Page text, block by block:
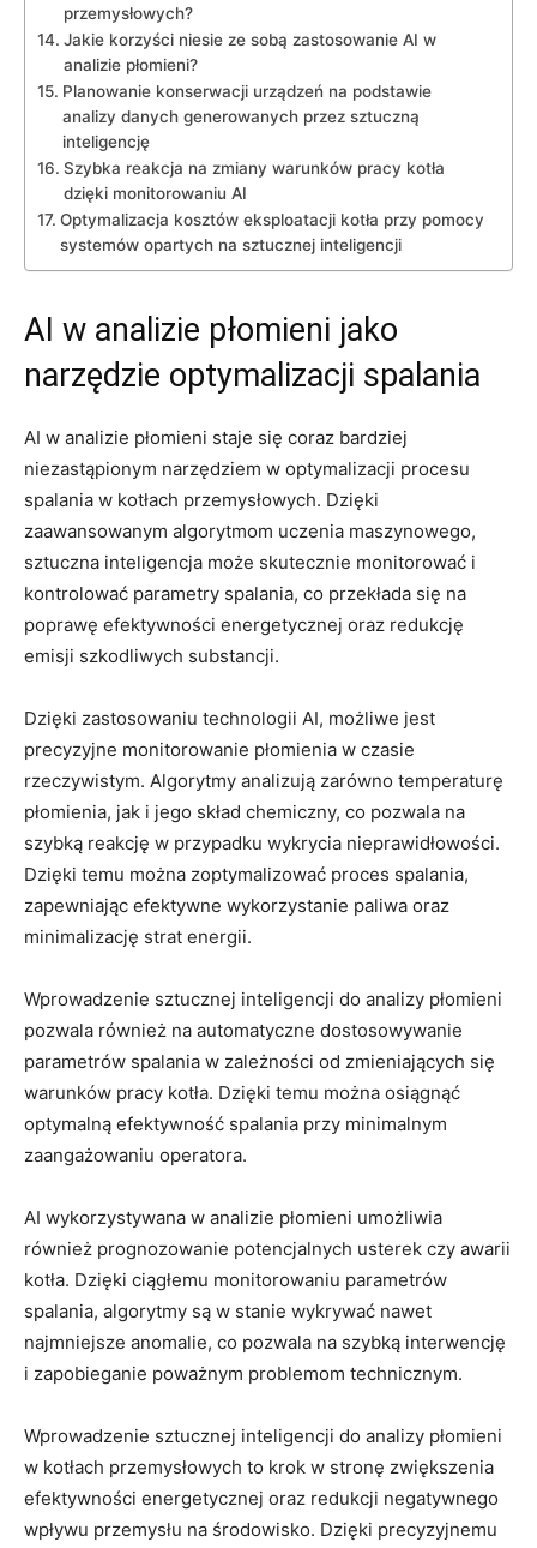
przemysłowych?
Jakie korzyści niesie ze sobą zastosowanie AI w
analizie ⁢płomieni?
Planowanie konserwacji urządzeń na podstawie
⁢analizy danych generowanych przez sztuczną
inteligencję
Szybka reakcja⁢ na‍ zmiany⁣ warunków pracy kotła
dzięki monitorowaniu AI
Optymalizacja kosztów eksploatacji kotła przy pomocy
‍systemów opartych ‌na sztucznej inteligencji
AI w analizie płomieni jako
narzędzie‌ optymalizacji ⁤spalania
AI ‌w⁤ analizie płomieni staje się coraz bardziej
niezastąpionym narzędziem w optymalizacji procesu
spalania w kotłach przemysłowych. Dzięki‌
zaawansowanym algorytmom uczenia maszynowego,
sztuczna inteligencja ⁢może skutecznie⁢ monitorować i
kontrolować parametry ⁤spalania, co przekłada ⁤się na
⁢poprawę efektywności energetycznej oraz redukcję
emisji szkodliwych ‌substancji.
Dzięki zastosowaniu⁤ technologii AI, możliwe jest
⁢precyzyjne monitorowanie​ płomienia w czasie
rzeczywistym. Algorytmy ‍analizują zarówno temperaturę
płomienia,⁢ jak i jego skład chemiczny,⁣ co pozwala na
⁣szybką reakcję w przypadku wykrycia ‌nieprawidłowości.
Dzięki temu można ‍zoptymalizować ‍proces spalania,
zapewniając efektywne wykorzystanie paliwa oraz
minimalizację strat energii.
Wprowadzenie sztucznej inteligencji do ⁤analizy płomieni
pozwala⁤ również na ⁤automatyczne dostosowywanie​
parametrów spalania w zależności ⁢od ​zmieniających się
warunków pracy kotła. Dzięki‍ temu można ⁢osiągnąć
optymalną ⁤efektywność spalania przy ‌minimalnym
zaangażowaniu operatora.
AI ⁢wykorzystywana ⁤w‍ analizie płomieni umożliwia
również prognozowanie potencjalnych⁤ usterek ⁢czy ‍awarii⁢
kotła. Dzięki ciągłemu monitorowaniu parametrów‌
spalania,‌ algorytmy są w ‌stanie wykrywać⁤ nawet
najmniejsze ‌anomalie, co pozwala na‌ szybką interwencję
i zapobieganie poważnym problemom ​technicznym.
Wprowadzenie sztucznej inteligencji do analizy ‌płomieni
w kotłach⁣ przemysłowych⁤ to krok w stronę ⁤zwiększenia
efektywności‌ energetycznej oraz redukcji negatywnego
wpływu⁤ przemysłu ⁢na środowisko. Dzięki ​precyzyjnemu‌